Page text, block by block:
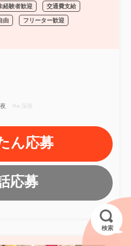
経験者歓迎 交通費支給
由 フリーター歓迎
夜 深夜
ん応募
応募
検索